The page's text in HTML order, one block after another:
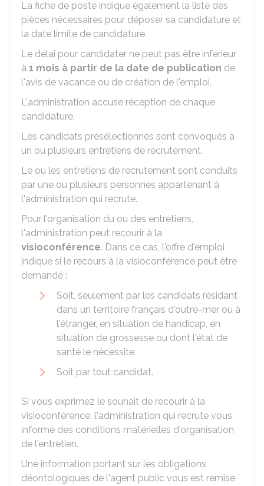
La fiche de poste indique également la liste des
pièces nécessaires pour déposer sa candidature et
la date limite de candidature.
Le délai pour candidater ne peut pas être inférieur
à 1 mois à partir de la date de publication de
l'avis de vacance ou de création de l'emploi.
L'administration accuse réception de chaque
candidature.
Les candidats présélectionnés sont convoqués à
un ou plusieurs entretiens de recrutement.
Le ou les entretiens de recrutement sont conduits
par une ou plusieurs personnes appartenant à
l'administration qui recrute.
Pour l'organisation du ou des entretiens,
l'administration peut recourir à la
visioconférence. Dans ce cas, l'offre d'emploi
indique si le recours à la visioconférence peut être
demandé :
Soit, seulement par les candidats résidant
dans un territoire français d'outre-mer ou à
l'étranger, en situation de handicap, en
situation de grossesse ou dont l'état de
santé le nécessite
Soit par tout candidat.
Si vous exprimez le souhait de recourir à la
visioconférence, l'administration qui recrute vous
informe des conditions matérielles d'organisation
de l'entretien.
Une information portant sur les obligations
déontologiques de l'agent public vous est remise